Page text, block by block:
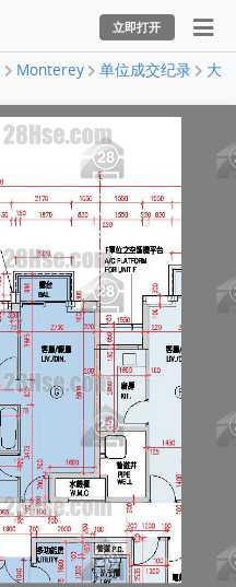
立即打开
Monterey 单位成交纪录
大